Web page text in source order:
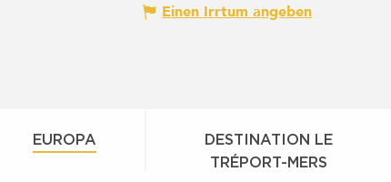
Einen Irrtum angeben
EUROPA
DESTINATION LE
TRÉPORT-MERS